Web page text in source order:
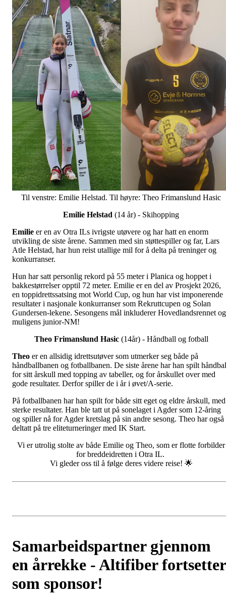
Til venstre: Emilie Helstad. Til høyre: Theo Frimanslund Hasic
Emilie Helstad (14 år) - Skihopping
Emilie er en av Otra ILs ivrigste utøvere og har hatt en enorm
utvikling de siste årene. Sammen med sin støttespiller og far, Lars
Atle Helstad, har hun reist utallige mil for å delta på treninger og
konkurranser.
Hun har satt personlig rekord på 55 meter i Planica og hoppet i
bakkestørrelser opptil 72 meter. Emilie er en del av Prosjekt 2026,
en toppidrettssatsing mot World Cup, og hun har vist imponerende
resultater i nasjonale konkurranser som Rekruttcupen og Solan
Gundersen-lekene. Sesongens mål inkluderer Hovedlandsrennet og
muligens junior-NM!
Theo Frimanslund Hasic (14år) - Håndball og fotball
Theo er en allsidig idrettsutøver som utmerker seg både på
håndballbanen og fotballbanen. De siste årene har han spilt
for sitt årskull med topping av tabeller, og for årskullet over med
gode resultater. Derfor spiller de i år i øvet/A-serie.
På fotballbanen har han spilt for både sitt eget og eldre årskull, med
sterke resultater. Han ble tatt ut på sonelaget i Agder som 12-åring
og spiller nå for Agder kretslag på sin andre sesong. Theo har også
deltatt på tre eliteturneringer med IK Start.
Vi er utrolig stolte av både Emilie og Theo, som er flotte forbilder
for breddeidretten i Otra IL.
Vi gleder oss til å følge deres videre reise! 🌟
Samarbeidspartner gjennom
en årrekke - Altifiber fortsetter
som sponsor!